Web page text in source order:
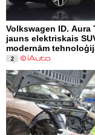
Volkswagen ID. Aura
jauns elektriskais
modernām
2